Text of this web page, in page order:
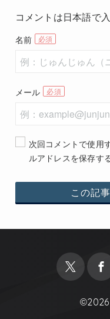
コメントは日本語で
名前
メール
次回コメントで使用
ルアドレスを保存する
©2026